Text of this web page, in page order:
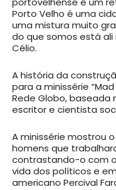
Porto Velho é uma
uma mistura muito
do que somos está
Célio.
A história da
para a minissérie
Rede Globo, baseada
escritor e cientista
A minissérie mostrou
homens que
contrastando-o com
vida dos políticos e
americano Percival